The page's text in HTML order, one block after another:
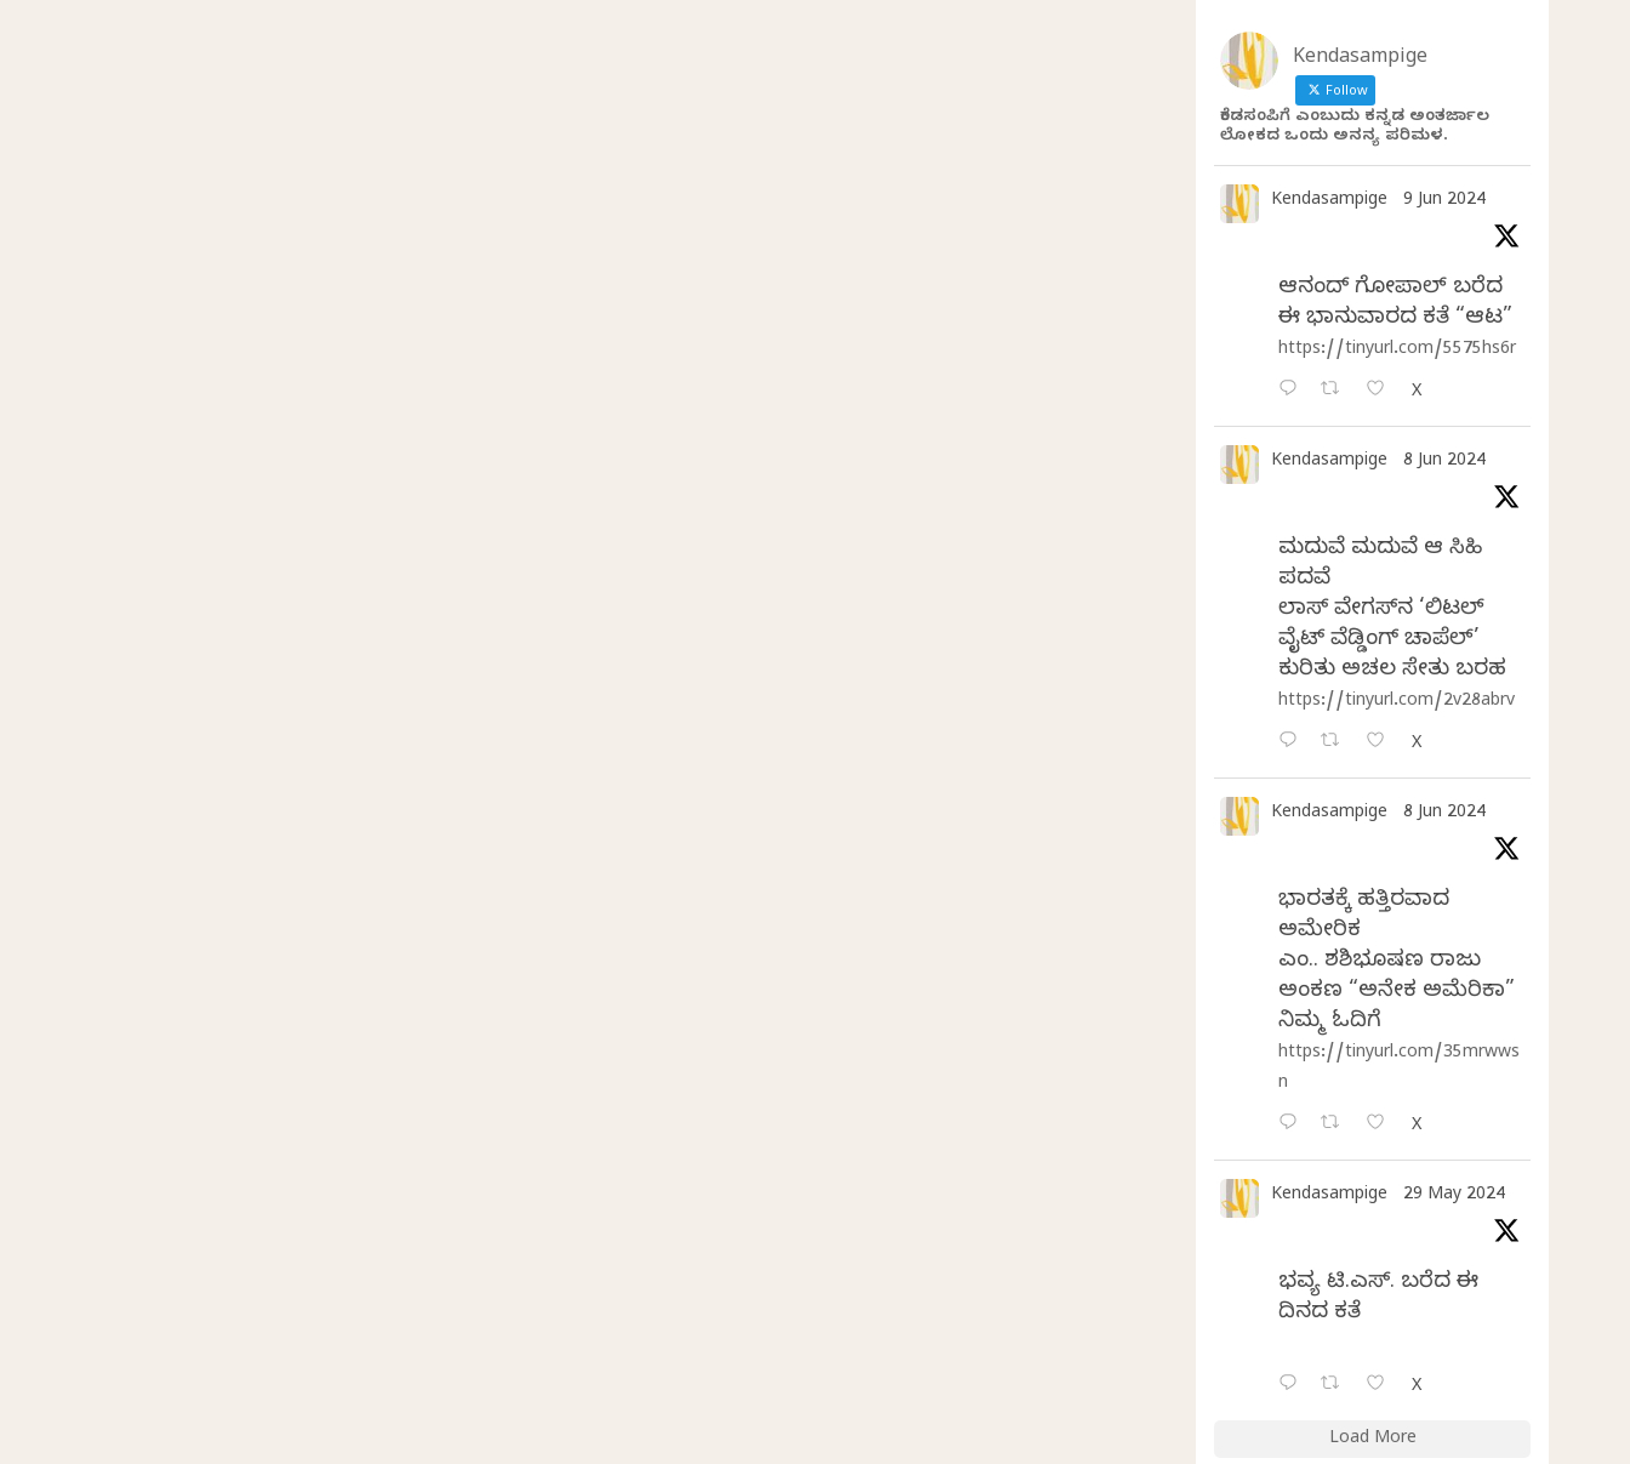
Kendasampige
Follow
ಕೆಂಡಸಂಪಿಗೆ ಎಂಬುದು ಕನ್ನಡ ಅಂತರ್ಜಾಲ
ಲೋಕದ ಒಂದು ಅನನ್ಯ ಪರಿಮಳ.
Kendasampige 9 Jun 2024
ಆನಂದ್‌ ಗೋಪಾಲ್‌ ಬರೆದ
ಈ ಭಾನುವಾರದ ಕತೆ “ಆಟ”
https://tinyurl.com/5575hs6r
X
Kendasampige 8 Jun 2024
ಮದುವೆ ಮದುವೆ ಆ ಸಿಹಿ
ಪದವೆ
ಲಾಸ್‌ ವೇಗಸ್‌ನ ‘ಲಿಟಲ್
ವೈಟ್ ವೆಡ್ಡಿಂಗ್ ಚಾಪೆಲ್’
ಕುರಿತು ಅಚಲ ಸೇತು ಬರಹ
https://tinyurl.com/2v28abrv
X
Kendasampige 8 Jun 2024
ಭಾರತಕ್ಕೆ ಹತ್ತಿರವಾದ
ಅಮೇರಿಕ
ಎಂ.ವಿ. ಶಶಿಭೂಷಣ ರಾಜು
ಅಂಕಣ “ಅನೇಕ ಅಮೆರಿಕಾ”
ನಿಮ್ಮ ಓದಿಗೆ
https://tinyurl.com/35mrwws
n
X
Kendasampige 29 May 2024
ಭವ್ಯ ಟಿ.ಎಸ್. ಬರೆದ ಈ
ದಿನದ ಕವಿತೆ
X
Load More